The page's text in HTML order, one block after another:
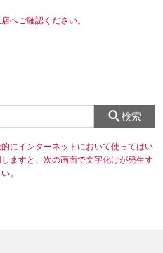
へご確認ください。
検索
にインターネットにおいて使ってはい
ますと、次の画面で文字化けが発生す
。